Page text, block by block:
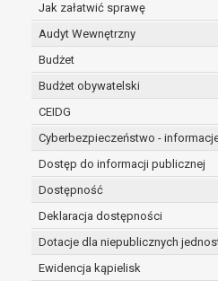
Jak załatwić sprawę
Audyt Wewnętrzny
Budżet
Budżet obywatelski
CEIDG
Cyberbezpieczeństwo -
Dostęp do informacji publicznej
Dostępność
Deklaracja dostępności
Dotacje dla niepublicznych
Ewidencja kąpielisk
osobowych;
podmioty
przepisów prawa.
Pani/Pana dane
przez okres niezbędny do
zostały zebrane oraz
archiwizacji określonymi
powszechnie
W przypadku, gdy dane
na podstawie zgody
przetwarzanie odbywa
zgody.
W przypadku, gdy dane